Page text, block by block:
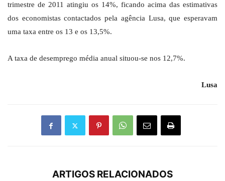
trimestre de 2011 atingiu os 14%, ficando acima das estimativas
dos economistas contactados pela agência Lusa, que esperavam
uma taxa entre os 13 e os 13,5%.
A taxa de desemprego média anual situou-se nos 12,7%.
Lusa
ARTIGOS RELACIONADOS